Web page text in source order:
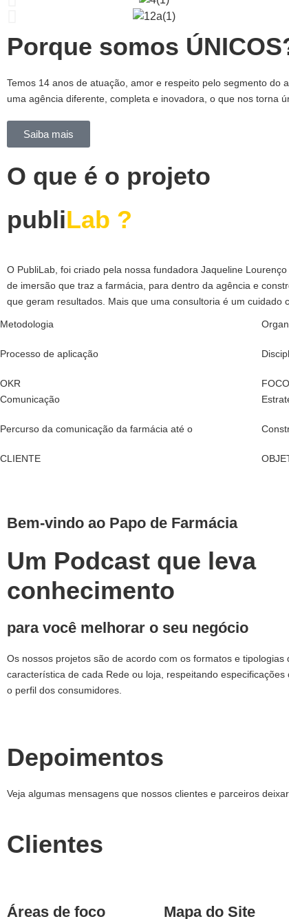
Porque somos
Temos 14 anos de atuação, amor e respeito pelo segmento do
uma agência diferente, completa e inovadora, o que nos torna
Saiba mais
O que é o projeto
publiLab ?
O PubliLab, foi criado pela nossa fundadora Jaqueline
de imersão que traz a farmácia, para dentro da agência e
que geram resultados. Mais que uma consultoria é um cuidado
Metodologia
Processo de aplicação
OKR FOCO
Comunicação
Percurso da comunicação da farmácia até o
CLIENTE
Bem-vindo ao Papo de Farmácia
Um Podcast que leva
conhecimento
para você melhorar o seu negócio
Os nossos projetos são de acordo com os formatos e tipologias
característica de cada Rede ou loja, respeitando especificações
o perfil dos consumidores.
Depoimentos
Veja algumas mensagens que nossos clientes e parceiros
Clientes
Áreas de foco Mapa do Site